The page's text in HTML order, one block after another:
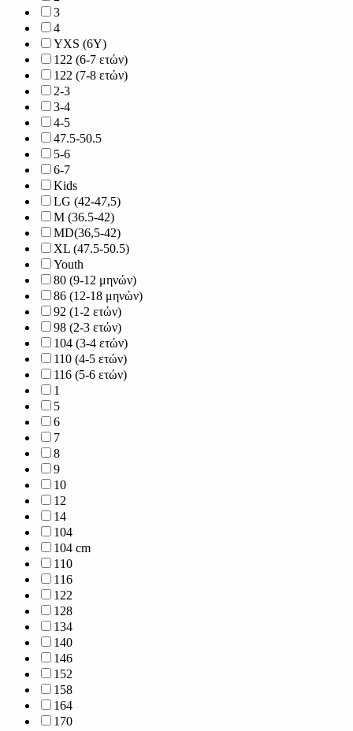
3
4
YXS (6Y)
122 (6-7 ετών)
122 (7-8 ετών)
2-3
3-4
4-5
47.5-50.5
5-6
6-7
Kids
LG (42-47,5)
M (36.5-42)
MD(36,5-42)
XL (47.5-50.5)
Youth
80 (9-12 μηνών)
86 (12-18 μηνών)
92 (1-2 ετών)
98 (2-3 ετών)
104 (3-4 ετών)
110 (4-5 ετών)
116 (5-6 ετών)
1
5
6
7
8
9
10
12
14
104
104 cm
110
116
122
128
134
140
146
152
158
164
170